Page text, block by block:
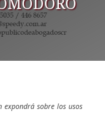
expondrá sobre los usos